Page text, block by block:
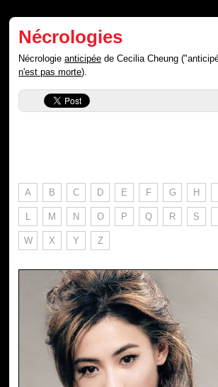
Nécrologies
Nécrologieanticipée de Cecilia Cheung
n'est pas morte).
A B C D E F G H
L M N O P Q R S
W X Y Z